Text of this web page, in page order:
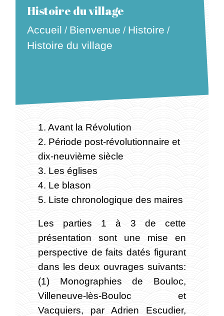
Histoire du village
Accueil / Bienvenue / Histoire /
Histoire du village
1. Avant la Révolution
2. Période post-révolutionnaire et
dix-neuvième siècle
3. Les églises
4. Le blason
5. Liste chronologique des maires
Les parties 1 à 3 de cette
présentation sont une mise en
perspective de faits datés figurant
dans les deux ouvrages suivants:
(1) Monographies de Bouloc,
Villeneuve-lès-Bouloc et
Vacquiers, par Adrien Escudier,